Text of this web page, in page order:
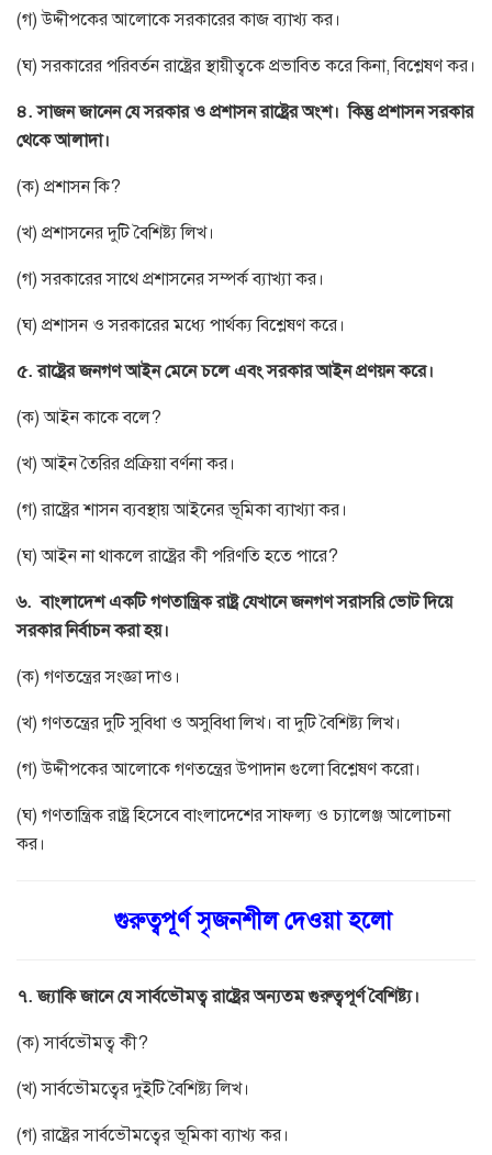
(গ) উদ্দীপকের আলোকে সরকারের কাজ ব্যাখ্য কর।
(ঘ) সরকারের পরিবর্তন রাষ্ট্রের স্থায়ীত্বকে প্রভাবিত করে কিনা, বিশ্লেষণ কর।
৪. সাজন জানেন যে সরকার ও প্রশাসন রাষ্ট্রের অংশ। কিন্তু প্রশাসন সরকার
থেকে আলাদা।
(ক) প্রশাসন কি?
(খ) প্রশাসনের দুটি বৈশিষ্ট্য লিখ।
(গ) সরকারের সাথে প্রশাসনের সম্পর্ক ব্যাখ্যা কর।
(ঘ) প্রশাসন ও সরকারের মধ্যে পার্থক্য বিশ্লেষণ করে।
৫. রাষ্ট্রের জনগণ আইন মেনে চলে এবং সরকার আইন প্রণয়ন করে।
(ক) আইন কাকে বলে?
(খ) আইন তৈরির প্রক্রিয়া বর্ণনা কর।
(গ) রাষ্ট্রের শাসন ব্যবস্থায় আইনের ভূমিকা ব্যাখ্যা কর।
(ঘ) আইন না থাকলে রাষ্ট্রের কী পরিণতি হতে পারে?
৬. বাংলাদেশ একটি গণতান্ত্রিক রাষ্ট্র যেখানে জনগণ সরাসরি ভোট দিয়ে
সরকার নির্বাচন করা হয়।
(ক) গণতন্ত্রের সংজ্ঞা দাও।
(খ) গণতন্ত্রের দুটি সুবিধা ও অসুবিধা লিখ। বা দুটি বৈশিষ্ট্য লিখ।
(গ) উদ্দীপকের আলোকে গণতন্ত্রের উপাদান গুলো বিশ্লেষণ করো।
(ঘ) গণতান্ত্রিক রাষ্ট্র হিসেবে বাংলাদেশের সাফল্য ও চ্যালেঞ্জ আলোচনা
কর।
গুরুত্বপূর্ণ সৃজনশীল দেওয়া হলো
৭. জ্যাকি জানে যে সার্বভৌমত্ব রাষ্ট্রের অন্যতম গুরুত্বপূর্ণ বৈশিষ্ট্য।
(ক) সার্বভৌমত্ব কী?
(খ) সার্বভৌমত্বের দুইটি বৈশিষ্ট্য লিখ।
(গ) রাষ্ট্রের সার্বভৌমত্বের ভূমিকা ব্যাখ্য কর।